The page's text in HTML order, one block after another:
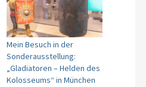
Mein Besuch in der
Sonderausstellung:
„Gladiatoren – Helden des
Kolosseums“ in München